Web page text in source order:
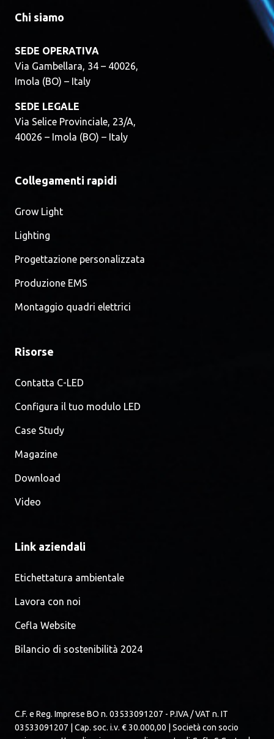
Chi siamo
SEDE OPERATIVA
Via Gambellara, 34 – 40026,
Imola (BO) – Italy
SEDE LEGALE
Via Selice Provinciale, 23/A,
40026 – Imola (BO) – Italy
Collegamenti rapidi
Grow Light
Lighting
Progettazione personalizzata
Produzione EMS
Montaggio quadri elettrici
Risorse
Contatta C-LED
Configura il tuo modulo LED
Case Study
Magazine
Download
Video
Link aziendali
Etichettatura ambientale
Lavora con noi
Cefla Website
Bilancio di sostenibilità 2024
C.F. e Reg. Imprese BO n. 03533091207 - P.IVA / VAT n. IT
03533091207 | Cap. soc. i.v. € 30.000,00 | Società con socio